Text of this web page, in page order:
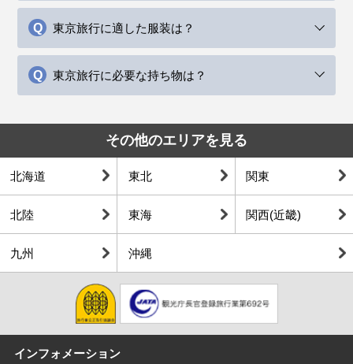
東京旅行に適した服装は？
東京旅行に必要な持ち物は？
その他のエリアを見る
北海道 東北 関東
北陸 東海 関西(近畿)
九州 沖縄
インフォメーション